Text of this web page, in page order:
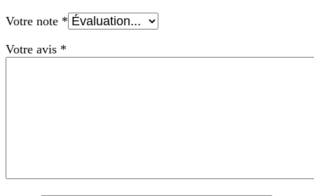
Votre note *
Votre avis *